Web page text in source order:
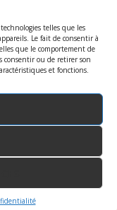
telles que les
Le fait de consentir à
que le comportement de
consentir ou de retirer son
et fonctions.
setsleeve
étincelant
-Mentions